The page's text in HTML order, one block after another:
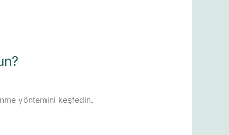
yöntemini keşfedin.